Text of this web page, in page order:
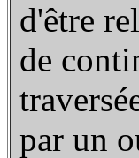
d'être
de
par un